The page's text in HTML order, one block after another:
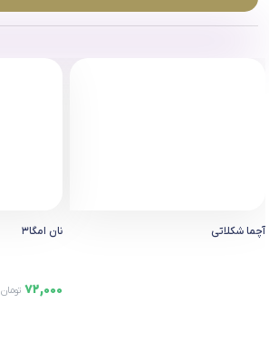
آچما شکلاتی نان امگا۳
72,000 تومان